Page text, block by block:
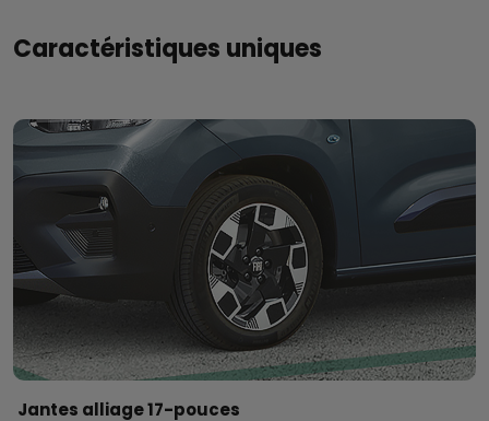
Caractéristiques uniques
Jantes alliage 17-pouces